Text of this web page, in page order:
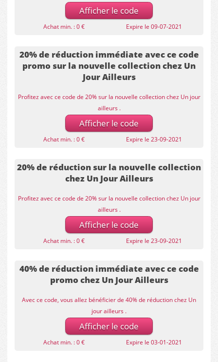
Afficher le code
Achat min. : 0 € Expire le 09-07-2021
20% de réduction immédiate avec ce code
promo sur la nouvelle collection chez Un
Jour Ailleurs
Profitez avec ce code de 20% sur la nouvelle collection chez Un jour
ailleurs .
Afficher le code
Achat min. : 0 € Expire le 23-09-2021
20% de réduction sur la nouvelle collection
chez Un Jour Ailleurs
Profitez avec ce code de 20% sur la nouvelle collection chez Un jour
ailleurs .
Afficher le code
Achat min. : 0 € Expire le 23-09-2021
40% de réduction immédiate avec ce code
promo chez Un Jour Ailleurs
Avec ce code, vous allez bénéficier de 40% de réduction chez Un
jour ailleurs .
Afficher le code
Achat min. : 0 € Expire le 03-01-2021